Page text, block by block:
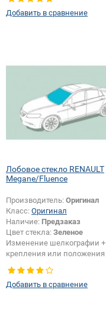
размеров: Да
Добавить в сравнение
Лобовое стекло RENAULT
Megane/Fluence
Производитель: Оригинал
Класс: Оригинал
Наличие: Предзаказ
Цвет стекла: Зеленое
Изменение шелкографии +
крепления или положения
возможностей:
Добавить в сравнение